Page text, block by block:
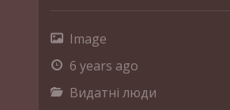
Image
6 years ago
Видатні люди